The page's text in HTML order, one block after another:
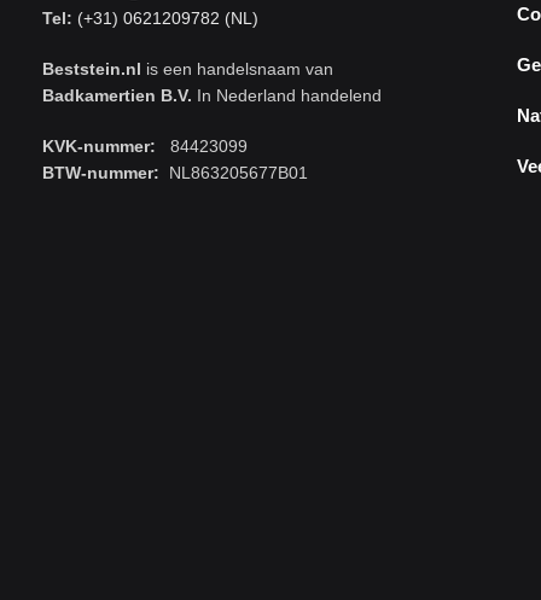
Tel: (+31) 0621209782 (NL)
Beststein.nl is een handelsnaam van
Badkamertien B.V. In Nederland handelend
KVK-nummer: 84423099
BTW-nummer: NL863205677B01